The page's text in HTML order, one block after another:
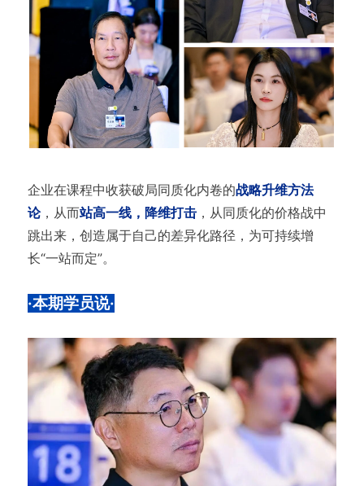
企业在课程中收获破局同质化内卷的战略升维方法
论，从而站高一线，降维打击，从同质化的价格战中
跳出来，创造属于自己的差异化路径，为可持续增
长“一站而定”。
·本期学员说·